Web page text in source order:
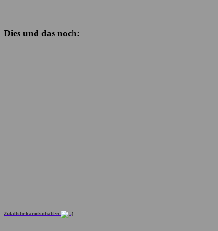
Dies und das noch:
Zufallsbekanntschaften